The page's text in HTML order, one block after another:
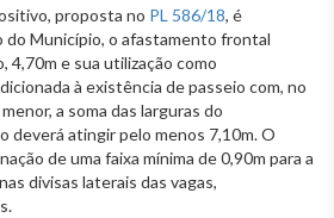
proposta no PL 586/18, é
do Município, o afastamento frontal
4,70m e sua utilização como
à existência de passeio com, no
a soma das larguras do
deverá atingir pelo menos 7,10m. O
de uma faixa mínima de 0,90m para a
divisas laterais das vagas,